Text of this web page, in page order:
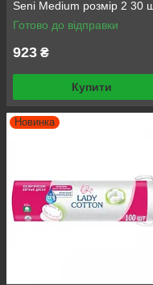
Seni Medium розмір 2 30
Готово до відправки
923 ₴
Купити
Новинка